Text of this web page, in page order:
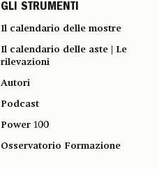
GLI STRUMENTI
Il calendario delle mostre
Il calendario delle aste | Le
rilevazioni
Autori
Podcast
Power 100
Osservatorio Formazione